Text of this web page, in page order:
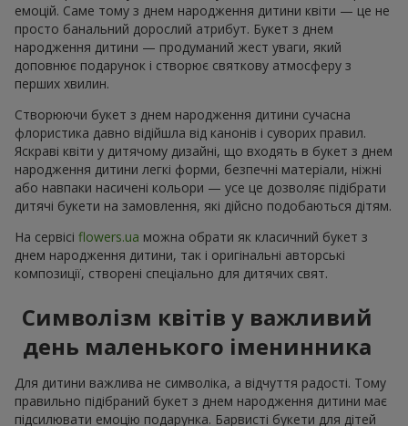
емоцій. Саме тому з днем народження дитини квіти — це не
просто банальний дорослий атрибут. Букет з днем
народження дитини — продуманий жест уваги, який
доповнює подарунок і створює святкову атмосферу з
перших хвилин.
Створюючи букет з днем народження дитини сучасна
флористика давно відійшла від канонів і суворих правил.
Яскраві квіти у дитячому дизайні, що входять в букет з днем
народження дитини легкі форми, безпечні матеріали, ніжні
або навпаки насичені кольори — усе це дозволяє підібрати
дитячі букети на замовлення, які дійсно подобаються дітям.
На сервісі flowers.ua можна обрати як класичний букет з
днем народження дитини, так і оригінальні авторські
композиції, створені спеціально для дитячих свят.
Символізм квітів у важливий
день маленького іменинника
Для дитини важлива не символіка, а відчуття радості. Тому
правильно підібраний букет з днем народження дитини має
підсилювати емоцію подарунка. Барвисті букети для дітей